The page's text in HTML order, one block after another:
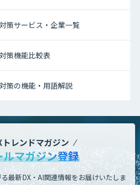
策サービス・企業一覧
策機能比較表
策の機能・用語解説
トレンドマガジン
ルマガジン登録
最新DX・AI関連情報をお届けいたしま